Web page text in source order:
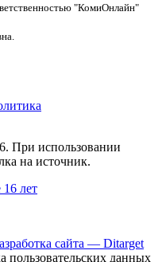
"КомиОнлайн"
При использовании
на источник.
лет
сайта — Ditarget
пользовательских данных